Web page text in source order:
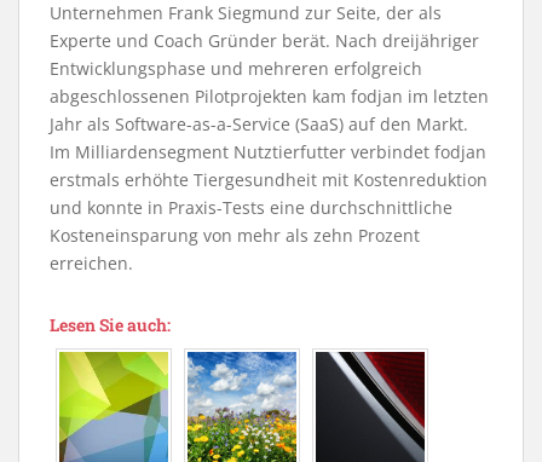
Unternehmen Frank Siegmund zur Seite, der als
Experte und Coach Gründer berät. Nach dreijähriger
Entwicklungsphase und mehreren erfolgreich
abgeschlossenen Pilotprojekten kam fodjan im letzten
Jahr als Software-as-a-Service (SaaS) auf den Markt.
Im Milliardensegment Nutztierfutter verbindet fodjan
erstmals erhöhte Tiergesundheit mit Kostenreduktion
und konnte in Praxis-Tests eine durchschnittliche
Kosteneinsparung von mehr als zehn Prozent
erreichen.
Lesen Sie auch: